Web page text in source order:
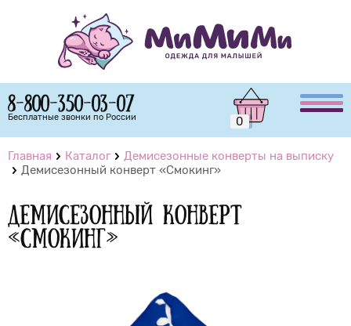
8-800-350-03-07
Бесплатные звонки по России 0
Главная Каталог
Демисезонные конверты на выписку
Демисезонный конверт «Смокинг»
Демисезонный конверт
«Смокинг»